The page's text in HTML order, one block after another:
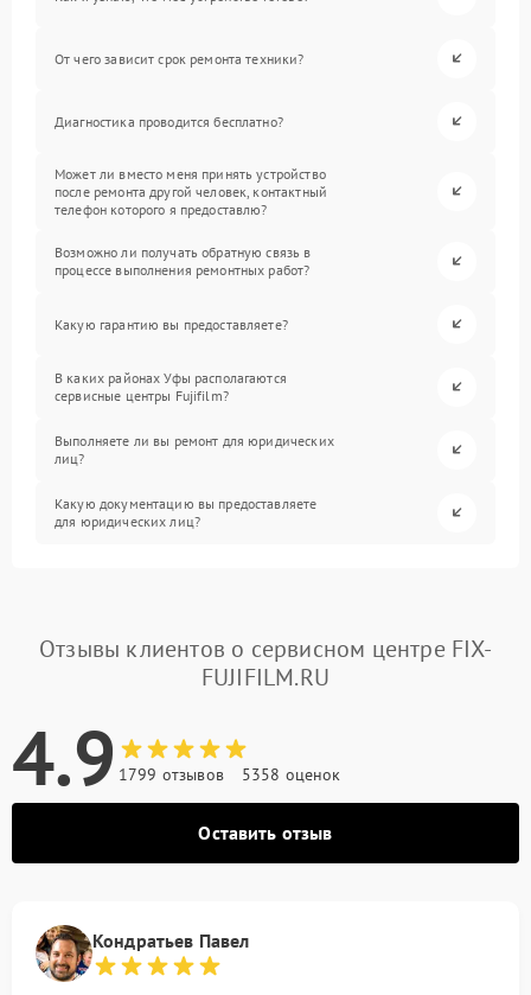
От чего зависит срок ремонта техники?
Диагностика проводится бесплатно?
Может ли вместо меня принять устройство
после ремонта другой человек, контактный
телефон которого я предоставлю?
Возможно ли получать обратную связь в
процессе выполнения ремонтных работ?
Какую гарантию вы предоставляете?
В каких районах Уфы располагаются
сервисные центры Fujifilm?
Выполняете ли вы ремонт для юридических
лиц?
Какую документацию вы предоставляете
для юридических лиц?
Отзывы клиентов о сервисном центре FIX-
FUJIFILM.RU
4.9 1799 отзывов 5358 оценок
Оставить отзыв
Кондратьев Павел